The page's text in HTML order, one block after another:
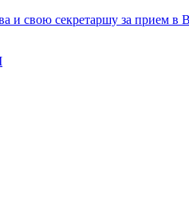
и свою секретаршу за прием в